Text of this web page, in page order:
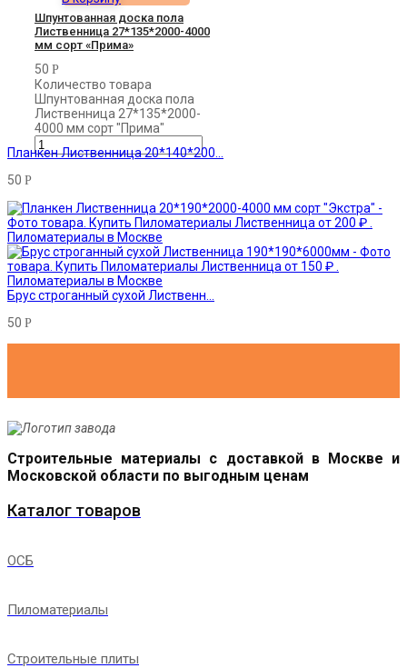
Шпунтованная доска пола
Лиственница 27*135*2000-4000
мм сорт «Прима»
50 Р
Количество товара
Шпунтованная доска пола
Лиственница 27*135*2000-
4000 мм сорт "Прима"
Планкен Лиственница 20*140*200...
50 Р
Брус строганный сухой Лиственн...
50 Р
Строительные материалы с доставкой в Москве и
Московской области по выгодным ценам
Каталог товаров
ОСБ
Пиломатериалы
Строительные плиты